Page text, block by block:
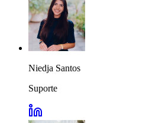
Niedja Santos
Suporte